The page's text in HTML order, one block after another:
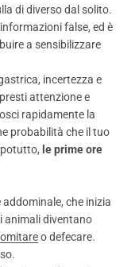
di diverso dal solito.
false, ed è
a sensibilizzare
incertezza e
attenzione e
rapidamente la
probabilità che il tuo
le prime ore
che inizia
animali diventano
o defecare.